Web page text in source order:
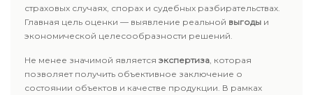
страховых случаях, спорах и судебных разбирательствах.
Главная цель оценки — выявление реальной выгоды и
экономической целесообразности решений.
Не менее значимой является экспертиза, которая
позволяет получить объективное заключение о
состоянии объектов и качестве продукции. В рамках